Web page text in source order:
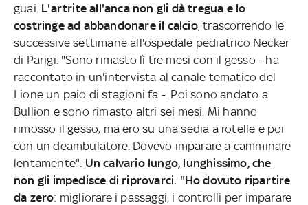
guai. L'artrite all'anca non gli dà tregua e lo
costringe ad abbandonare il calcio, trascorrendo le
successive settimane all'ospedale pediatrico Necker
di Parigi. "Sono rimasto lì tre mesi con il gesso - ha
raccontato in un'intervista al canale tematico del
Lione un paio di stagioni fa -. Poi sono andato a
Bullion e sono rimasto altri sei mesi. Mi hanno
rimosso il gesso, ma ero su una sedia a rotelle e poi
con un deambulatore. Dovevo imparare a camminare
lentamente". Un calvario lungo, lunghissimo, che
non gli impedisce di riprovarci. "Ho dovuto ripartire
da zero: migliorare i passaggi, i controlli per imparare